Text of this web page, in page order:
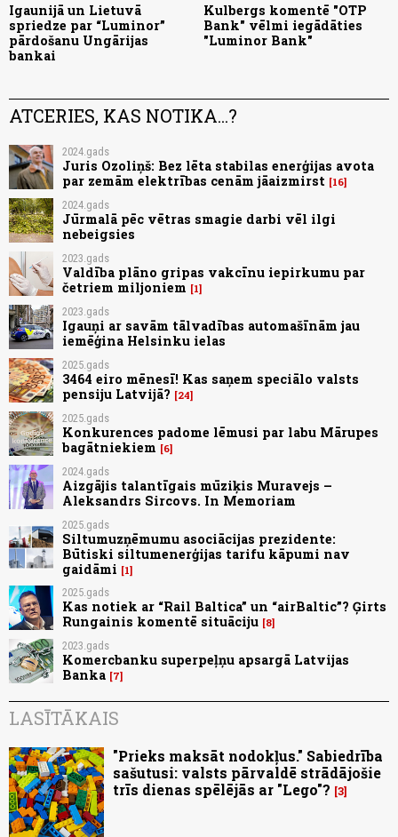
Igaunijā un Lietuvā
spriedze par “Luminor”
pārdošanu Ungārijas
bankai
Kulbergs komentē "OTP
Bank" vēlmi iegādāties
"Luminor Bank"
ATCERIES, KAS NOTIKA...?
2024.gads
Juris Ozoliņš: Bez lēta stabilas enerģijas avota
par zemām elektrības cenām jāaizmirst 16
2024.gads
Jūrmalā pēc vētras smagie darbi vēl ilgi
nebeigsies
2023.gads
Valdība plāno gripas vakcīnu iepirkumu par
četriem miljoniem
1
2023.gads
Igauņi ar savām tālvadības automašīnām jau
iemēģina Helsinku ielas
2025.gads
3464 eiro mēnesī! Kas saņem speciālo valsts
pensiju Latvijā?
24
2025.gads
Konkurences padome lēmusi par labu Mārupes
bagātniekiem
6
2024.gads
Aizgājis talantīgais mūziķis Muravejs –
Aleksandrs Sircovs. In Memoriam
2025.gads
Siltumuzņēmumu asociācijas prezidente:
Būtiski siltumenerģijas tarifu kāpumi nav
gaidāmi
1
2025.gads
Kas notiek ar “Rail Baltica” un “airBaltic”? Ģirts
Rungainis komentē situāciju 8
2023.gads
Komercbanku superpeļņu apsargā Latvijas
Banka 7
LASĪTĀKAIS
"Prieks maksāt nodokļus." Sabiedrība
sašutusi: valsts pārvaldē strādājošie
trīs dienas spēlējās ar "Lego"? 3